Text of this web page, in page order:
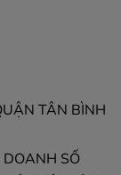
TÂN BÌNH
SỐ